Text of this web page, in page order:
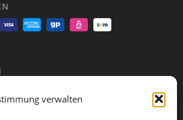
verwalten